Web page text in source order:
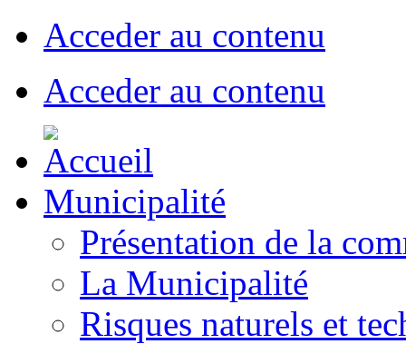
Acceder au contenu
Acceder au contenu
Municipalité
Présentation de la
La Municipalité
Risques naturels et